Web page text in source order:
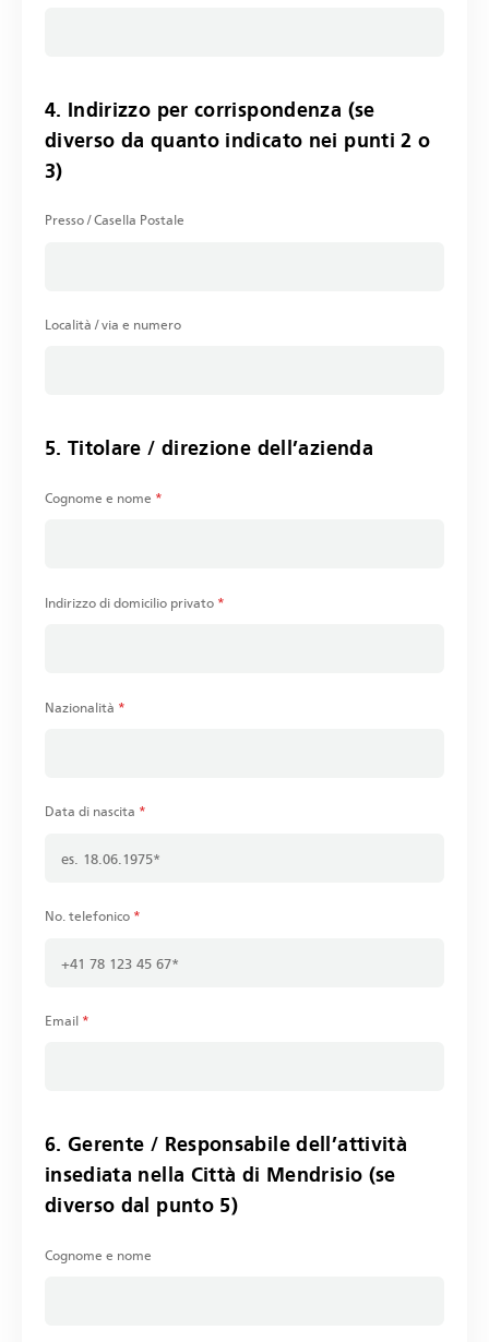
4. Indirizzo per corrispondenza (se
diverso da quanto indicato nei punti 2 o
3)
Presso / Casella Postale
Località / via e numero
5. Titolare / direzione dell’azienda
Cognome e nome *
Indirizzo di domicilio privato *
Nazionalità *
Data di nascita *
No. telefonico *
Email *
6. Gerente / Responsabile dell’attività
insediata nella Città di Mendrisio (se
diverso dal punto 5)
Cognome e nome